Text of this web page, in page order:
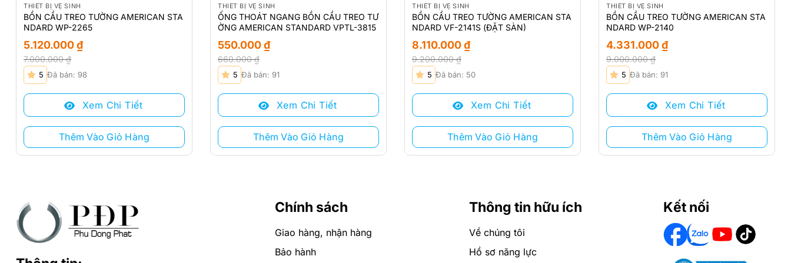
THIẾT BỊ VỆ SINH
BỒN CẦU TREO TƯỜNG AMERICAN STA
NDARD WP-2265
7.000.000₫
Giá
gốc
là:
7.000.000 ₫.
5.120.000₫
Giá
hiện
tại
5.120.000 ₫.
5 Đã bán: 98
Xem Chi Tiết
Thêm Vào Giỏ Hàng
THIẾT BỊ VỆ SINH
ỐNG THOÁT NGANG BỒN CẦU TREO TƯ
ỜNG AMERICAN STANDARD VPTL-3815
660.000₫
Giá
gốc
là:
660.000 ₫.
550.000₫
Giá
hiện
tại
550.000 ₫.
5 Đã bán: 91
Xem Chi Tiết
Thêm Vào Giỏ Hàng
THIẾT BỊ VỆ SINH
BỒN CẦU TREO TƯỜNG AMERICAN STA
NDARD VF-2141S (ĐẶT SÀN)
9.200.000₫
Giá
gốc
là:
9.200.000 ₫.
8.110.000₫
Giá
hiện
tại
8.110.000 ₫.
5 Đã bán: 50
Xem Chi Tiết
Thêm Vào Giỏ Hàng
THIẾT BỊ VỆ SINH
BỒN CẦU TREO TƯỜNG AMERICAN STA
NDARD WP-2140
9.000.000₫
Giá
gốc
là:
9.000.000 ₫.
4.331.000₫
Giá
hiện
tại
4.331.000 ₫.
5 Đã bán: 91
Xem Chi Tiết
Thêm Vào Giỏ Hàng
Chính sách
Giao hàng, nhận hàng
Bảo hành
Thông tin hữu ích
Về chúng tôi
Hồ sơ năng lực
Kết nối